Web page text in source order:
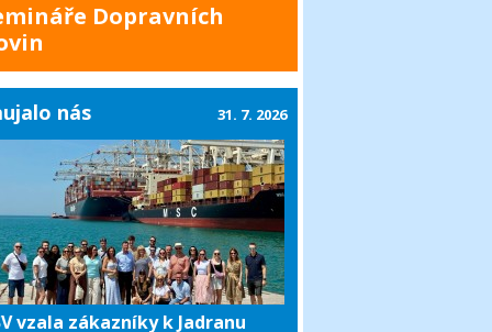
Dopravních
nás
vzala zákazníky k Jadranu
31. 7. 2026